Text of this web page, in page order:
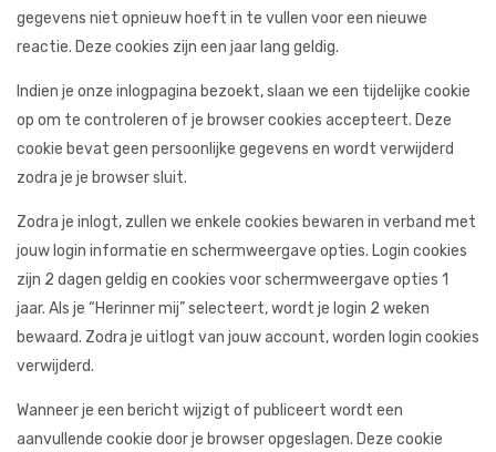
gegevens niet opnieuw hoeft in te vullen voor een nieuwe
reactie. Deze cookies zijn een jaar lang geldig.
Indien je onze inlogpagina bezoekt, slaan we een tijdelijke cookie
op om te controleren of je browser cookies accepteert. Deze
cookie bevat geen persoonlijke gegevens en wordt verwijderd
zodra je je browser sluit.
Zodra je inlogt, zullen we enkele cookies bewaren in verband met
jouw login informatie en schermweergave opties. Login cookies
zijn 2 dagen geldig en cookies voor schermweergave opties 1
jaar. Als je “Herinner mij” selecteert, wordt je login 2 weken
bewaard. Zodra je uitlogt van jouw account, worden login cookies
verwijderd.
Wanneer je een bericht wijzigt of publiceert wordt een
aanvullende cookie door je browser opgeslagen. Deze cookie